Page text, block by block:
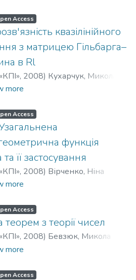
Access
квазілінійного
з матрицею Гільбарга–
в Rl
, 2008) Кухарчук, Микола
;Яременко, Микола Іванович
more
Access
функція
та її застосування
, 2008) Вірченко, Ніна
;Рум’янцева, Олена
more
Access
теорем з теорії чисел
, 2008) Бевзюк, Микола
more
Access